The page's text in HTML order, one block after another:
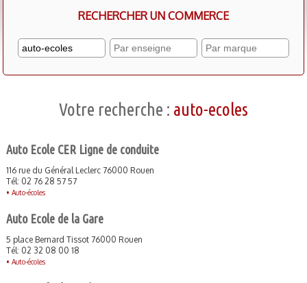
RECHERCHER UN COMMERCE
Votre recherche : auto-ecoles
Auto Ecole CER Ligne de conduite
116 rue du Général Leclerc 76000 Rouen
Tél: 02 76 28 57 57
• Auto-écoles
Auto Ecole de la Gare
5 place Bernard Tissot 76000 Rouen
Tél: 02 32 08 00 18
• Auto-écoles